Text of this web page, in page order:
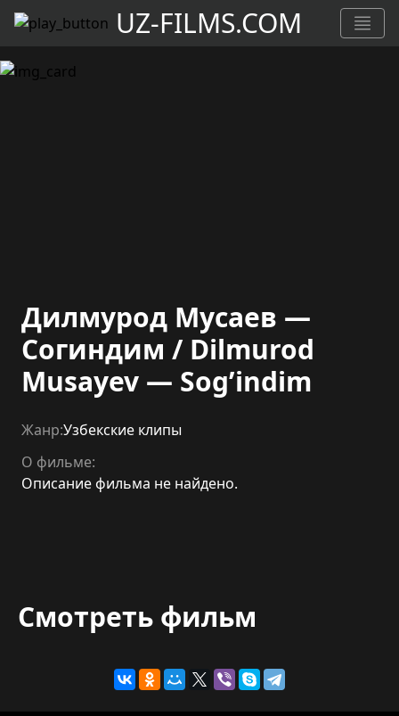
UZ-FILMS.COM
Дилмурод Мусаев —
Согиндим / Dilmurod
Musayev — Sog’indim
Жанр:Узбекские клипы
О фильме:
Описание фильма не найдено.
Смотреть фильм